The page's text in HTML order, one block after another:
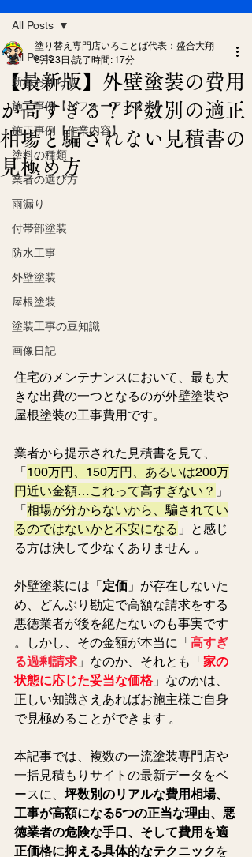
All Posts
新着お知らせ
施工事例【ビフォーアフター】
施工事例【作業内容】
塗料の種類
業者の選び方
雨漏り
付帯部塗装
防水工事
外壁塗装
屋根塗装
塗装工事の豆知識
画像日記
All Posts
【最新版】外壁塗装の費用
が高すぎる？坪数別の適正
相場と騙されない見積書の
見極め方
塗り替え専門店いろことば代表：盛合大翔
6月23日 読了時間: 17分
住宅のメンテナンスにおいて、最も大
きな出費の一つとなるのが外壁塗装や
屋根塗装の工事費用 です。
業者から提示された見積書を見て、
「 100万円、150万円、あるいは200万
円近い金額…これって高すぎない？ 」
「 相場が分からないから、騙されてい
るのではないかと不安になる 」と感じ
る方は決して少なくありません 。
外壁塗装には「 定価 」が存在しないた
め、どんぶり勘定で高額な請求をする
悪徳業者が後を絶たないのも事実です
。しかし、その金額が本当に「 高すぎ
る過剰請求 」なのか、それとも「 家の
状態に応じた妥当な価格」なのかは、
正しい知識さえあればお施主様ご自身
で見極めることができます 。
本記事では、複数の一流塗装専門店や
一括見積もりサイトの最新データをベ
ースに、 坪数別のリアルな費用相場、
工事が高額になる5つの正当な理由、悪
徳業者の危険な手口、そして費用を適
正価格に抑える具体的なテクニック を